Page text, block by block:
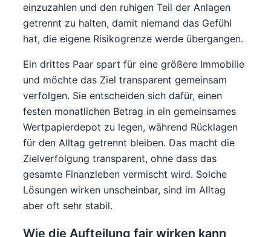
einzuzahlen und den ruhigen Teil der Anlagen
getrennt zu halten, damit niemand das Gefühl
hat, die eigene Risikogrenze werde übergangen.
Ein drittes Paar spart für eine größere Immobilie
und möchte das Ziel transparent gemeinsam
verfolgen. Sie entscheiden sich dafür, einen
festen monatlichen Betrag in ein gemeinsames
Wertpapierdepot zu legen, während Rücklagen
für den Alltag getrennt bleiben. Das macht die
Zielverfolgung transparent, ohne dass das
gesamte Finanzleben vermischt wird. Solche
Lösungen wirken unscheinbar, sind im Alltag
aber oft sehr stabil.
Wie die Aufteilung fair wirken kann